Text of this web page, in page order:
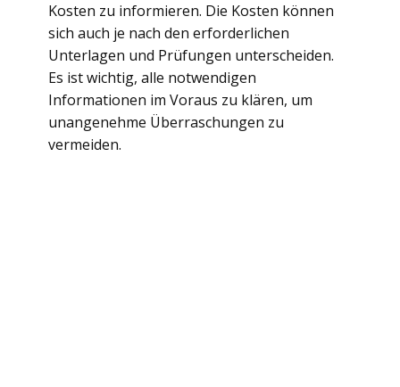
Kosten zu informieren. Die Kosten können
sich auch je nach den erforderlichen
Unterlagen und Prüfungen unterscheiden.
Es ist wichtig, alle notwendigen
Informationen im Voraus zu klären, um
unangenehme Überraschungen zu
vermeiden.